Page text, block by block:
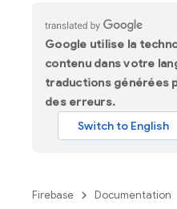
Google utilise la
contenu dans votre
traductions générées
des erreurs.
Firebase Documentation